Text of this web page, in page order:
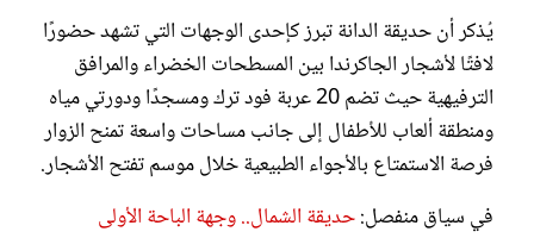
يُذكر أن حديقة الدانة تبرز كإحدى الوجهات التي تشهد حضورًا
لافتًا لأشجار الجاكرندا بين المسطحات الخضراء والمرافق
الترفيهية حيث تضم 20 عربة فود ترك ومسجدًا ودورتي مياه
ومنطقة ألعاب للأطفال إلى جانب مساحات واسعة تمنح الزوار
فرصة الاستمتاع بالأجواء الطبيعية خلال موسم تفتح الأشجار.
في سياق منفصل:حديقة الشمال.. وجهة الباحة الأولى